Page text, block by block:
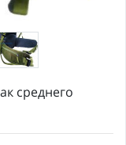
среднего